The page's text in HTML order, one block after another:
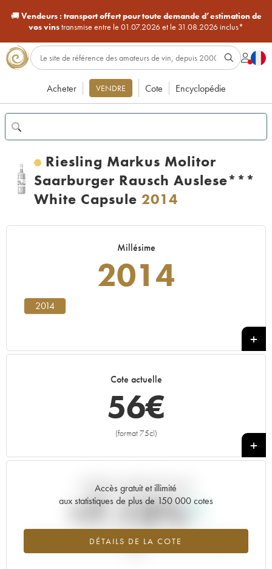
🚚Vendeurs : transport offert pour toute demande d’estimation de
vos vinstransmise entre le 01.07.2026 et le 31.08.2026 inclus*
Acheter VENDRE Cote Encyclopédie
Riesling Markus Molitor
Saarburger Rausch Auslese***
White Capsule 2014
Millésime
2014
2014
Cote actuelle
56€
(format 75cl)
+
Accès gratuit et illimité
aux statistiques de plus de 150 000 cotes
DÉTAILS DE LA COTE
Tendance actuelle de la cote
+7.13%
Tendance à la hausse du millésime 2014 en 2026 par rapport à